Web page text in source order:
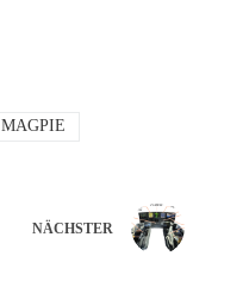
MAGPIE
NÄCHSTER